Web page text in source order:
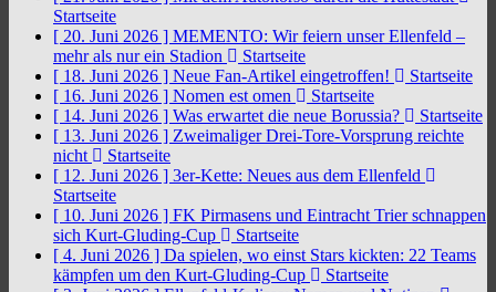
Startseite
[ 20. Juni 2026 ] MEMENTO: Wir feiern unser Ellenfeld –
mehr als nur ein Stadion
Startseite
[ 18. Juni 2026 ] Neue Fan-Artikel eingetroffen!
Startseite
[ 16. Juni 2026 ] Nomen est omen
Startseite
[ 14. Juni 2026 ] Was erwartet die neue Borussia?
Startseite
[ 13. Juni 2026 ] Zweimaliger Drei-Tore-Vorsprung reichte
nicht
Startseite
[ 12. Juni 2026 ] 3er-Kette: Neues aus dem Ellenfeld
Startseite
[ 10. Juni 2026 ] FK Pirmasens und Eintracht Trier schnappen
sich Kurt-Gluding-Cup
Startseite
[ 4. Juni 2026 ] Da spielen, wo einst Stars kickten: 22 Teams
kämpfen um den Kurt-Gluding-Cup
Startseite